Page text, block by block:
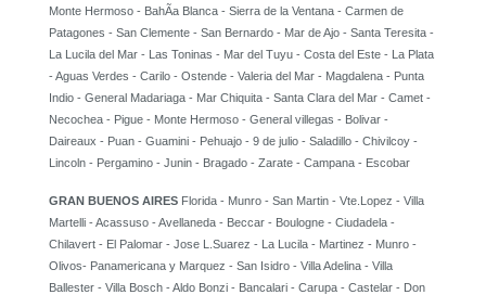
Monte Hermoso - BahÃ­a Blanca - Sierra de la Ventana - Carmen de
Patagones - San Clemente - San Bernardo - Mar de Ajo - Santa Teresita -
La Lucila del Mar - Las Toninas - Mar del Tuyu - Costa del Este - La Plata
- Aguas Verdes - Carilo - Ostende - Valeria del Mar - Magdalena - Punta
Indio - General Madariaga - Mar Chiquita - Santa Clara del Mar - Camet -
Necochea - Pigue - Monte Hermoso - General villegas - Bolivar -
Daireaux - Puan - Guamini - Pehuajo - 9 de julio - Saladillo - Chivilcoy -
Lincoln - Pergamino - Junin - Bragado - Zarate - Campana - Escobar
GRAN BUENOS AIRES Florida - Munro - San Martin - Vte.Lopez - Villa
Martelli - Acassuso - Avellaneda - Beccar - Boulogne - Ciudadela -
Chilavert - El Palomar - Jose L.Suarez - La Lucila - Martinez - Munro -
Olivos- Panamericana y Marquez - San Isidro - Villa Adelina - Villa
Ballester - Villa Bosch - Aldo Bonzi - Bancalari - Carupa - Castelar - Don